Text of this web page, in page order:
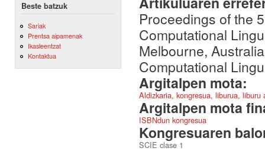
Beste batzuk
Sariak
Prentsa aipamenak
Ikasleentzat
Kontaktua
Proceedings of the
Computational
Melbourne,
Computational
Argitalpen mota:
Aldizkaria, kongresua, liburua,
Argitalpen mota
ISBNdun kongresua
Kongresuaren
SCIE clase 1